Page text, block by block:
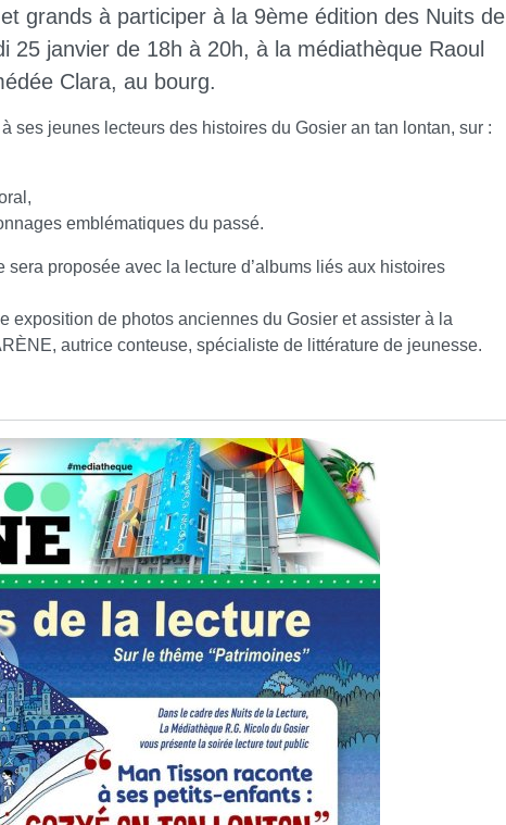
grands à participer à la 9ème édition des Nuits de
25 janvier de 18h à 20h, à la médiathèque Raoul
Clara, au bourg.
ses jeunes lecteurs des histoires du Gosier an tan lontan, sur :
emblématiques du passé.
sera proposée avec la lecture d’albums liés aux histoires
exposition de photos anciennes du Gosier et assister à la
autrice conteuse, spécialiste de littérature de jeunesse.